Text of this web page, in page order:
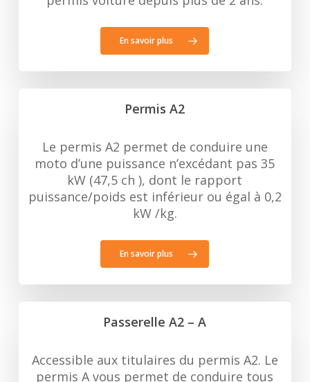
En savoir plus
Permis A2
Le permis A2 permet de conduire une
moto d’une puissance n’excédant pas 35
kW (47,5 ch ), dont le rapport
puissance/poids est inférieur ou égal à 0,2
kW /kg.
En savoir plus
Passerelle A2 – A
Accessible aux titulaires du permis A2. Le
permis A vous permet de conduire tous